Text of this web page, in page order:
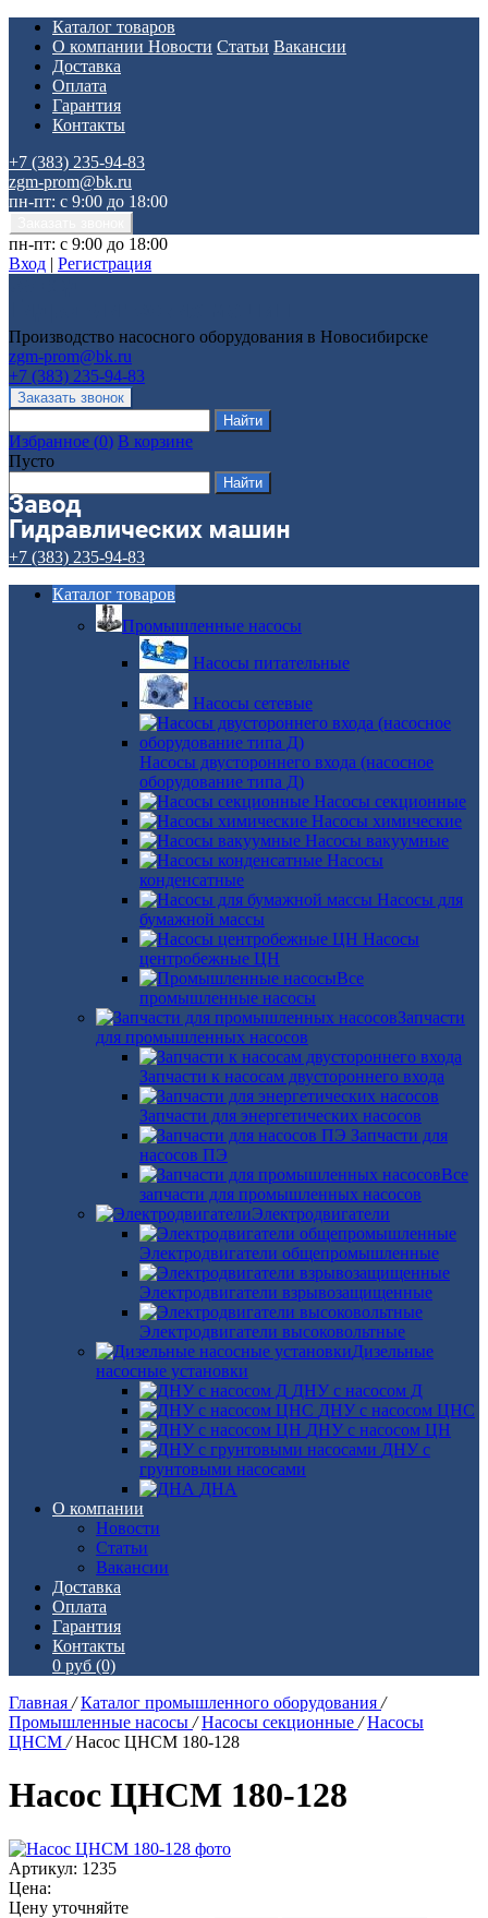
Каталог товаров
О компании Новости Статьи Вакансии
Доставка
Оплата
Гарантия
Контакты
+7 (383) 235-94-83
zgm-prom@bk.ru
пн-пт: с 9:00 до 18:00
пн-пт: с 9:00 до 18:00
Вход | Регистрация
Производство насосного оборудования в Новосибирске
zgm-prom@bk.ru
+7 (383) 235-94-83
Избранное (0) В корзине
Пусто
+7 (383) 235-94-83
Каталог товаров
Промышленные насосы
Насосы питательные
Насосы сетевые
Насосы двустороннего входа (насосное
оборудование типа Д)
Насосы секционные
Насосы химические
Насосы вакуумные
Насосы
конденсатные
Насосы для
бумажной массы
Насосы
центробежные ЦН
Все
промышленные насосы
Запчасти
для промышленных насосов
Запчасти к насосам двустороннего входа
Запчасти для энергетических насосов
Запчасти для
насосов ПЭ
Все
запчасти для промышленных насосов
Электродвигатели
Электродвигатели общепромышленные
Электродвигатели взрывозащищенные
Электродвигатели высоковольтные
Дизельные
насосные установки
ДНУ с насосом Д
ДНУ с насосом ЦНС
ДНУ с насосом ЦН
ДНУ с
грунтовыми насосами
ДНА
О компании
Новости
Статьи
Вакансии
Доставка
Оплата
Гарантия
Контакты
0 руб (0)
Главная / Каталог промышленного оборудования /
Промышленные насосы / Насосы секционные / Насосы
ЦНСМ / Насос ЦНСМ 180-128
Насос ЦНСМ 180-128
Артикул: 1235
Цена:
Цену уточняйте